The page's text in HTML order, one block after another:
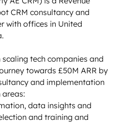
CRM consultancy and
with offices in United
tech companies and
towards £50M ARR by
and implementation
areas:
data insights and
and training and